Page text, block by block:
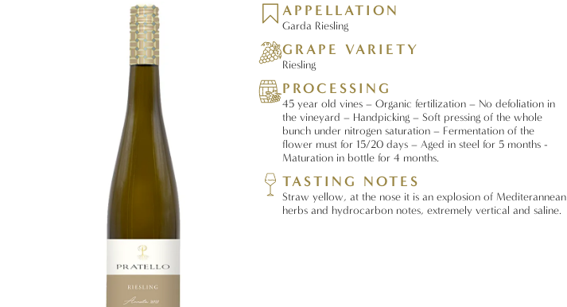
APPELLATION
Garda Riesling
GRAPE VARIETY
Riesling
PROCESSING
45 year old vines – Organic fertilization – No defoliation in
the vineyard – Handpicking – Soft pressing of the whole
bunch under nitrogen saturation – Fermentation of the
flower must for 15/20 days – Aged in steel for 5 months -
Maturation in bottle for 4 months.
TASTING NOTES
Straw yellow, at the nose it is an explosion of Mediterannean
herbs and hydrocarbon notes, extremely vertical and saline.